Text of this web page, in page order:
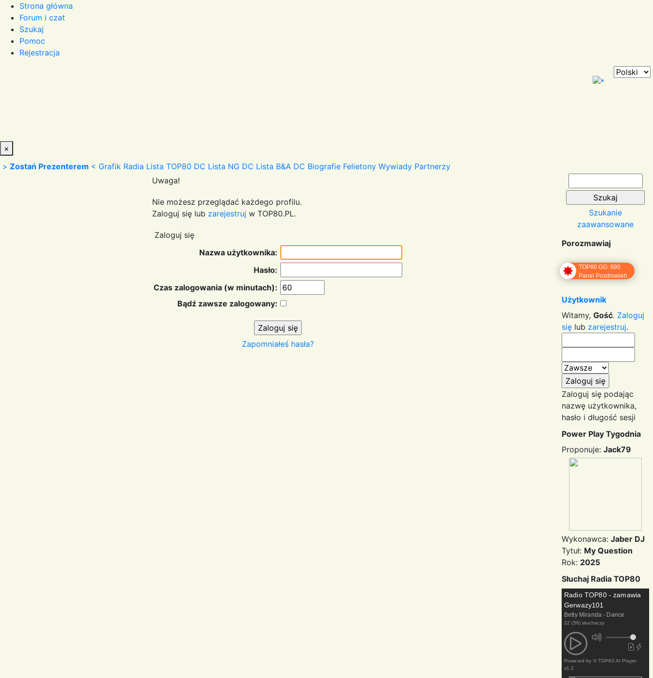
Strona główna
Forum i czat
Szukaj
Pomoc
Rejestracja
×
> Zostań Prezenterem < Grafik Radia Lista TOP80 DC Lista NG DC Lista B&A DC Biografie Felietony Wywiady Partnerzy
Uwaga!
Nie możesz przeglądać każdego profilu.
Zaloguj się lub zarejestruj w TOP80.PL.
Zaloguj się
Nazwa użytkownika:
Hasło:
Czas zalogowania (w minutach):
Bądź zawsze zalogowany:
Zapomniałeś hasła?
Szukanie
zaawansowane
Porozmawiaj
TOP80 GG: 890
Panel Pozdrowień
Użytkownik
Witamy, Gość. Zaloguj
się lub zarejestruj.
Zaloguj się podając
nazwę użytkownika,
hasło i długość sesji
Power Play Tygodnia
Proponuje: Jack79
Wykonawca: Jaber DJ
Tytuł: My Question
Rok: 2025
Słuchaj Radia TOP80
Radio TOP80 - zamawia
Gerwazy101
Betty Miranda - Dance
22 (56) słuchaczy
Powered by © TOP80 AI Player
v1.2